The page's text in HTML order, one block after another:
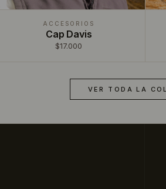
ACCESORIOS
Cap Davis
$17.000
VER TODA LA